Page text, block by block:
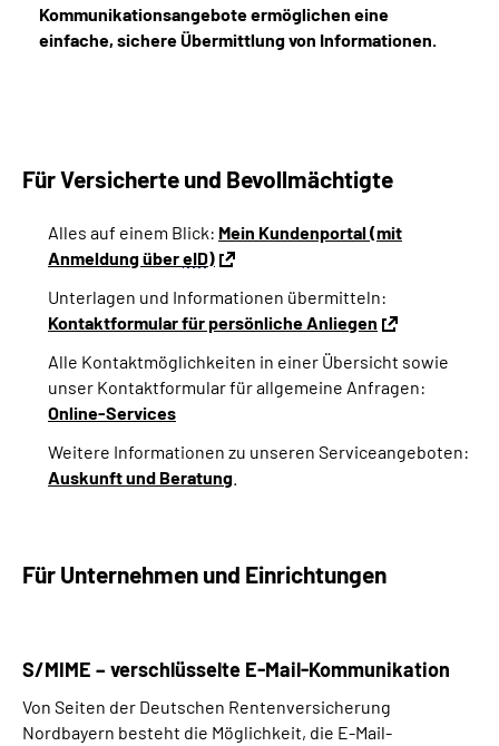
Suche
Kommunikationsangebote ermöglichen eine
einfache, sichere Übermittlung von Informationen.
Für Versicherte und Bevollmächtigte
Alles auf einem Blick: Mein Kundenportal (mit
Anmeldung übereID)
Unterlagen und Informationen übermitteln:
Kontaktformular für persönliche Anliegen
Alle Kontaktmöglichkeiten in einer Übersicht sowie
unser Kontaktformular für allgemeine Anfragen:
Online-Services
Weitere Informationen zu unseren Serviceangeboten:
Auskunft und Beratung
Für Unternehmen und Einrichtungen
S/MIME – verschlüsselte E-Mail-Kommunikation
Von Seiten der Deutschen Rentenversicherung
Nordbayern besteht die Möglichkeit, die E-Mail-